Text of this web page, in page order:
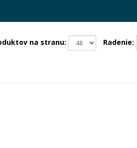
na stranu: Radenie: